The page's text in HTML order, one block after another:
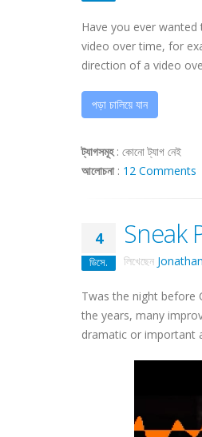
Have you ever wanted
video over time, for
direction of a video
পড়া চালিয়ে যান
ট্যাগসমূহ: কোনো ট্যাগ নেই
আলোচনা: 12 Comments
4
ডিসে.
Sneak
লিখেছেন Jonathan
Twas the night before
the years, many
dramatic or important